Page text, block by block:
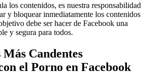
los contenidos, es nuestra responsabilidad
y bloquear inmediatamente los contenidos
debe ser hacer de Facebook una
y segura para todos.
Candentes
el Porno en Facebook